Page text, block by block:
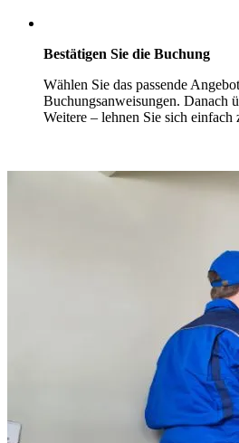
Bestätigen Sie die Buchung
Wählen Sie das passende
Buchungsanweisungen. Danach
Weitere – lehnen Sie sich einfach